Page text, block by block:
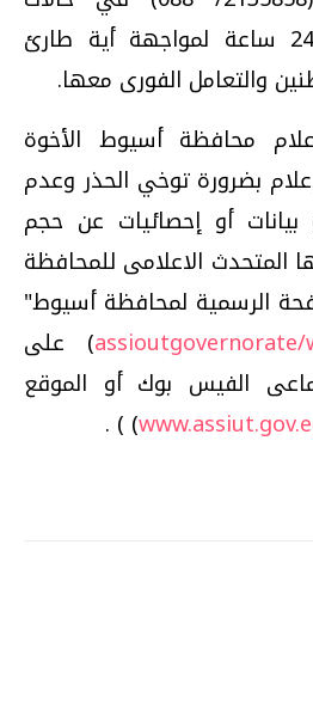
الطوارئ على مدار 24 ساعة لمواجهة أية طارئ
والتعامل الفورى معها.
محافظة أسيوط الأخوة
بضرورة توخي الحذر وعدم
أو إحصائيات عن حجم
المتحدث الاعلامى للمحافظة
الرسمية لمحافظة أسيوط"
/
assioutgovernorate) على
الفيس بوك أو الموقع
) ) .